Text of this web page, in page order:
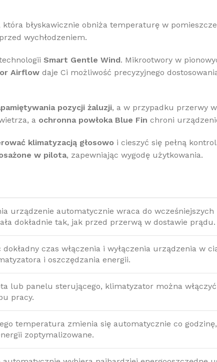
która błyskawicznie obniża temperaturę w
wychłodzeniem.
Smart Gentle Wind. Mikrootwory w
Airflow daje Ci możliwość precyzyjnego
pozycji żaluzji, a w przypadku przerwy
a ochronna powłoka Blue Fin chroni
klimatyzacją głosowo i cieszyć się pełną
w pilota, zapewniając wygodę użytkowania.
urządzenie automatycznie wraca do
dokładnie tak, jak przed przerwą w dostawie prądu.
czas włączenia i wyłączenia urządzenia w
i oszczędzania energii.
lub panelu sterującego, klimatyzator można
pracy.
temperatura zmienia się automatycznie co
zoptymalizowane.